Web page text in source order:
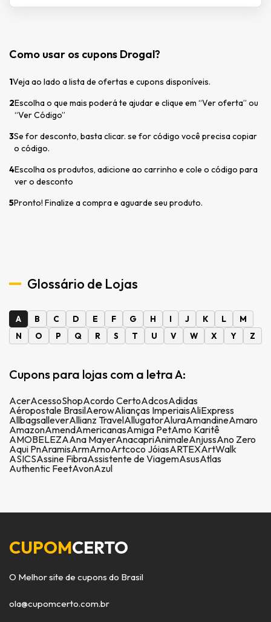
Como usar os cupons Drogal?
1Veja ao lado a lista de ofertas e cupons disponíveis.
2Escolha o que mais poderá te ajudar e clique em “Ver oferta” ou
“Ver Código”
3Se for desconto, basta clicar. se for código você precisa copiar
o código.
4Escolha os produtos, adicione ao carrinho e cole o código para
ver o desconto
5Pronto! Finalize a compra e aguarde seu produto.
Glossário de Lojas
A B C D E F G H I J K L
M
N
O P Q R S T U V W X Y Z
Cupons para lojas com a letra A:
AcerAcessoShopAcordo CertoAdcosAdidas
Aéropostale BrasilAerowAlianças ImperiaisAliExpress
AllbagsalleverAllianz TravelAllugatorAluraAmandineAmaro
AmazonAmendAmericanasAmiga PetAmo Karitê
AMOBELEZAAna MayerAnacapriAnimaleAnjussAno Zero
Aqui PnAramisArmArnoArtcoco JóiasARTEXArtWalk
ASICSAssine FibraAssistente de ViagemAsusAtlas
Authentic FeetAvonAzul
CUPOMCERTO
O Melhor site de cupons do Brasil
ola@cupomcerto.com.br